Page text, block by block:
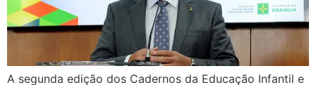
A segunda edição dos Cadernos da Educação Infantil e